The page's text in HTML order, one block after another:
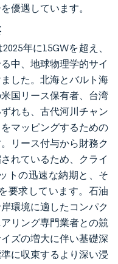
優遇しています。
年に15GWを超え、
中、地球物理学的サイ
した。北海とバルト海
国リース保有者、台湾
れも、古代河川チャン
マッピングするための
リース付与から財務ク
れているため、クライ
トの迅速な納期と、そ
要求しています。石油
環境に適したコンパク
リング専門業者との競
ズの増大に伴い基礎深
に収束するより深い浸